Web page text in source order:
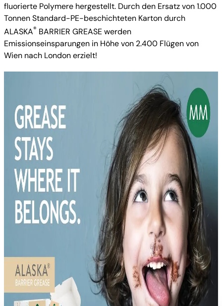
fluorierte Polymere hergestellt. Durch den Ersatz von 1.000
Tonnen Standard-PE-beschichteten Karton durch
ALASKA® BARRIER GREASE werden
Emissionseinsparungen in Höhe von 2.400 Flügen von
Wien nach London erzielt!